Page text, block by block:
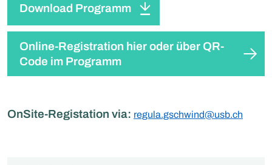
Download Programm
Online-Registration hier oder über QR-
Code im Programm
OnSite-Registation via: regula.gschwind@usb.ch